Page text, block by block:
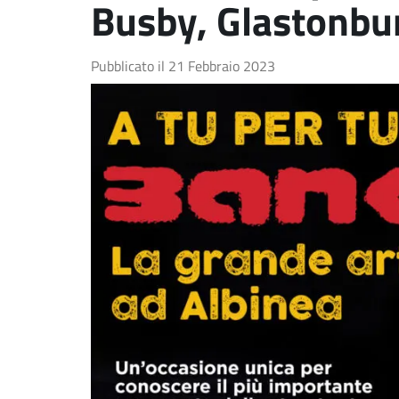
Busby,
Pubblicato il 21 Febbraio 2023